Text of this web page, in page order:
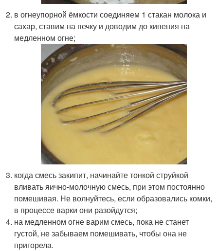
в огнеупорной ёмкости соединяем 1 стакан молока и
сахар, ставим на печку и доводим до кипения на
медленном огне;
когда смесь закипит, начинайте тонкой струйкой
вливать яично-молочную смесь, при этом постоянно
помешивая. Не волнуйтесь, если образовались комки,
в процессе варки они разойдутся;
на медленном огне варим смесь, пока не станет
густой, не забываем помешивать, чтобы она не
пригорела.